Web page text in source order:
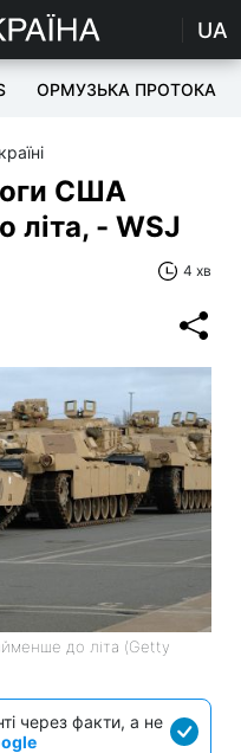
UA
ОРМУЗЬКА ПРОТОКА
США
літа, - WSJ
4 хв
до літа (Getty
через факти, а не